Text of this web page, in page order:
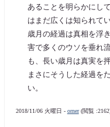
あることを明らかにし
はまだ広くは知られて
歳月の経過は真相を浮
害で多くのウソを垂れ
も、長い歳月は真実を
まさにそうした経過を
い。
2018/11/06 火曜日 - orner(閲覧